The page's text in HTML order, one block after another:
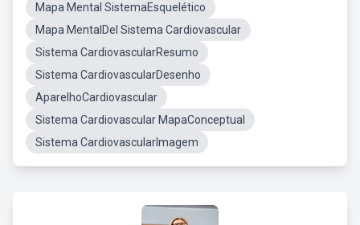
Mapa Mental SistemaEsquelético
Mapa MentalDel Sistema Cardiovascular
Sistema CardiovascularResumo
Sistema CardiovascularDesenho
AparelhoCardiovascular
Sistema Cardiovascular MapaConceptual
Sistema CardiovascularImagem